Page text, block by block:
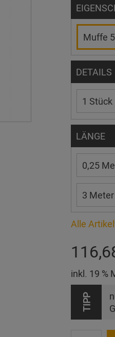
Muffe
DETAILS
1 Stück
LÄNGE
0,25
3 Meter
Alle
inkl. 19 %
TIPP